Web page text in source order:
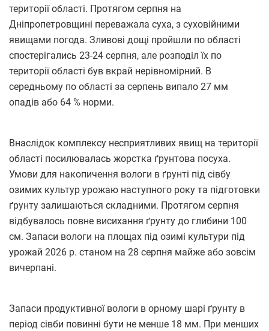
території області. Протягом серпня на
Дніпропетровщині переважала суха, з суховійними
явищами погода. Зливові дощі пройшли по області
спостерігались 23-24 серпня, але розподіл їх по
території області був вкрай нерівномірний. В
середньому по області за серпень випало 27 мм
опадів або 64 % норми.
Внаслідок комплексу несприятливих явищ на території
області посилювалась жорстка ґрунтова посуха.
Умови для накопичення вологи в ґрунті під сівбу
озимих культур урожаю наступного року та підготовки
ґрунту залишаються складними. Протягом серпня
відбувалось повне висихання ґрунту до глибини 100
см. Запаси вологи на площах під озимі культури під
урожай 2026 р. станом на 28 серпня майже або зовсім
вичерпані.
Запаси продуктивної вологи в орному шарі ґрунту в
період сівби повинні бути не менше 18 мм. При менших